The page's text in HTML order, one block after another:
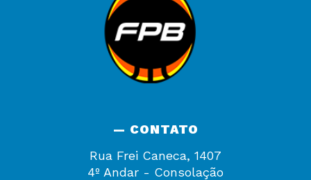
— CONTATO
Rua Frei Caneca, 1407
4º Andar - Consolação